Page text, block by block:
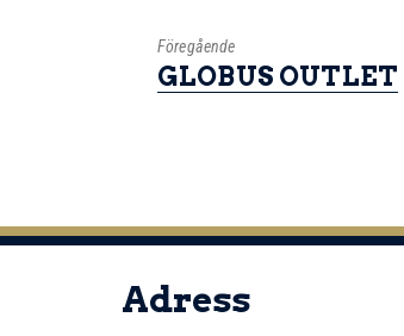
Föregående
GLOBUS OUTLET
Adress